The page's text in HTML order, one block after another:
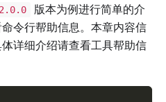
版本为例进行简单的介
令行帮助信息。本章内容信
详细介绍请查看工具帮助信